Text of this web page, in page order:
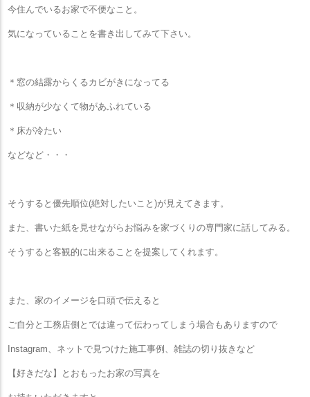
今住んでいるお家で不便なこと。
気になっていることを書き出してみて下さい。
＊窓の結露からくるカビがきになってる
＊収納が少なくて物があふれている
＊床が冷たい
などなど・・・
そうすると優先順位(絶対したいこと)が見えてきます。
また、書いた紙を見せながらお悩みを家づくりの専門家に話してみる。
そうすると客観的に出来ることを提案してくれます。
また、家のイメージを口頭で伝えると
ご自分と工務店側とでは違って伝わってしまう場合もありますので
Instagram、ネットで見つけた施工事例、雑誌の切り抜きなど
【好きだな】とおもったお家の写真を